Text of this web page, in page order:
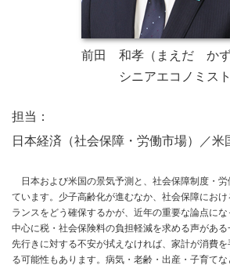
前田 和孝（まえだ かず
シニアエコノミスト
担当：
日本経済（社会保障・労働市場）／米
日本および米国の景気予測と、社会保障制度・
ています。少子高齢化が進むなか、社会保障にお
ランスをどう確保するかが、近年の重要な論点に
中心に税・社会保険料の負担軽減を求める声があ
先行きに対する不安が拭えなければ、家計が消費
る可能性もあります。病気・老齢・出産・子育て